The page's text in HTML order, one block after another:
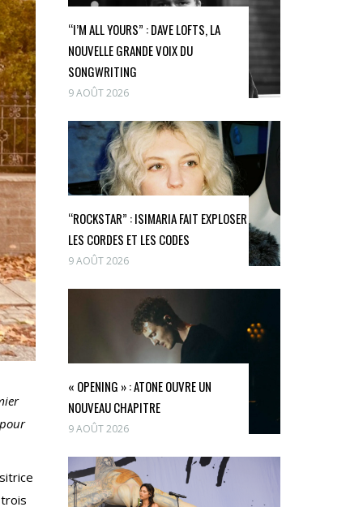
“I’M ALL YOURS” : DAVE LOFTS, LA
NOUVELLE GRANDE VOIX DU
SONGWRITING
9 AOÛT 2026
“ROCKSTAR” : ISIMARIA FAIT EXPLOSER
LES CORDES ET LES CODES
9 AOÛT 2026
« OPENING » : ATONE OUVRE UN
NOUVEAU CHAPITRE
9 AOÛT 2026